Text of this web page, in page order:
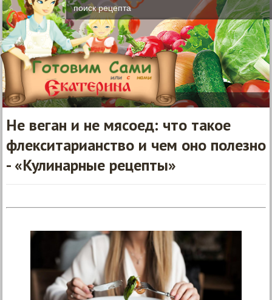
Не веган и не мясоед: что такое
флекситарианство и чем оно полезно
- «Кулинарные рецепты»